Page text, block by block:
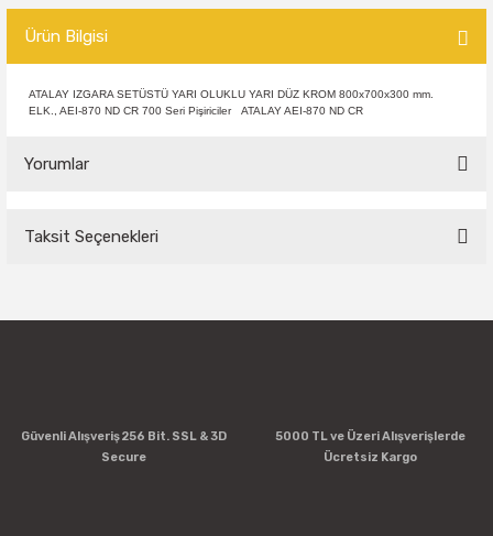
Ürün Bilgisi
ATALAY IZGARA SETÜSTÜ YARI OLUKLU YARI DÜZ KROM 800x700x300 mm.
ELK., AEI-870 ND CR 700 Seri Pişiriciler ATALAY AEI-870 ND CR
Yorumlar
Yorum Yaz
Taksit Seçenekleri
Güvenli Alışveriş 256 Bit. SSL & 3D
Secure
5000 TL ve Üzeri Alışverişlerde
Ücretsiz Kargo